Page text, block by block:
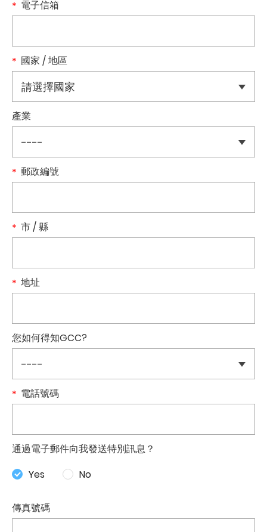
電子信箱
國家 / 地區
產業
郵政編號
市 / 縣
地址
您如何得知GCC?
電話號碼
通過電子郵件向我發送特別訊息？
Yes
No
傳真號碼